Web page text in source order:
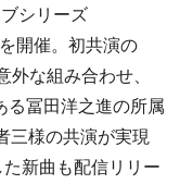
シリーズ
開催。初共演の
な組み合わせ、
る冨田洋之進の所属
三様の共演が実現
新曲も配信リリー